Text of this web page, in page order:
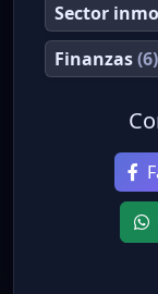
Sector
Finanzas(6)